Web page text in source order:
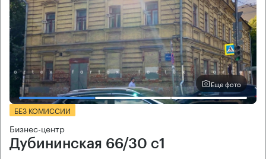
Еще фото
БЕЗ КОМИССИИ
Бизнес-центр
Дубининская 66/30 с1